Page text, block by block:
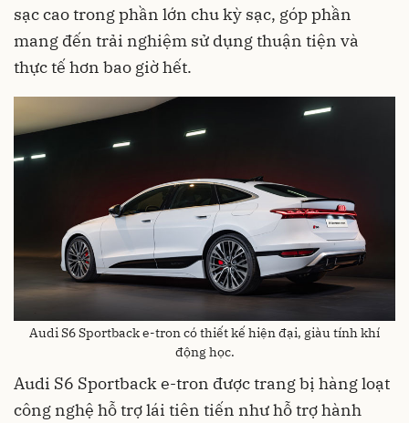
sạc cao trong phần lớn chu kỳ sạc, góp phần
mang đến trải nghiệm sử dụng thuận tiện và
thực tế hơn bao giờ hết.
Audi S6 Sportback e-tron có thiết kế hiện đại, giàu tính khí
động học.
Audi S6 Sportback e-tron được trang bị hàng loạt
công nghệ hỗ trợ lái tiên tiến như hỗ trợ hành